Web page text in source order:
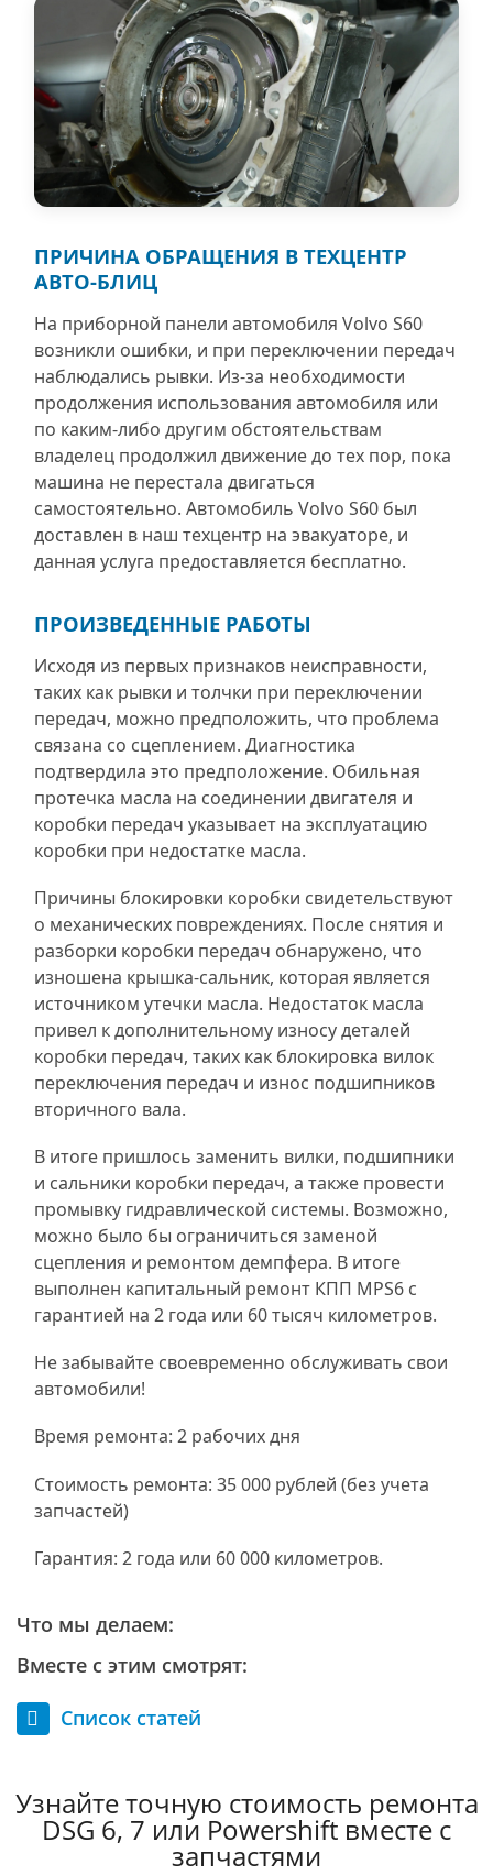
ПРИЧИНА ОБРАЩЕНИЯ В ТЕХЦЕНТР
АВТО-БЛИЦ
На приборной панели автомобиля Volvo S60
возникли ошибки, и при переключении передач
наблюдались рывки. Из-за необходимости
продолжения использования автомобиля или
по каким-либо другим обстоятельствам
владелец продолжил движение до тех пор, пока
машина не перестала двигаться
самостоятельно. Автомобиль Volvo S60 был
доставлен в наш техцентр на эвакуаторе, и
данная услуга предоставляется бесплатно.
ПРОИЗВЕДЕННЫЕ РАБОТЫ
Исходя из первых признаков неисправности,
таких как рывки и толчки при переключении
передач, можно предположить, что проблема
связана со сцеплением. Диагностика
подтвердила это предположение. Обильная
протечка масла на соединении двигателя и
коробки передач указывает на эксплуатацию
коробки при недостатке масла.
Причины блокировки коробки свидетельствуют
о механических повреждениях. После снятия и
разборки коробки передач обнаружено, что
изношена крышка-сальник, которая является
источником утечки масла. Недостаток масла
привел к дополнительному износу деталей
коробки передач, таких как блокировка вилок
переключения передач и износ подшипников
вторичного вала.
В итоге пришлось заменить вилки, подшипники
и сальники коробки передач, а также провести
промывку гидравлической системы. Возможно,
можно было бы ограничиться заменой
сцепления и ремонтом демпфера. В итоге
выполнен капитальный ремонт КПП MPS6 с
гарантией на 2 года или 60 тысяч километров.
Не забывайте своевременно обслуживать свои
автомобили!
Время ремонта: 2 рабочих дня
Стоимость ремонта: 35 000 рублей (без учета
запчастей)
Гарантия: 2 года или 60 000 километров.
Что мы делаем:
Вместе с этим смотрят:
Список статей
Узнайте точную стоимость ремонта
DSG 6, 7 или Powershift вместе с
запчастями